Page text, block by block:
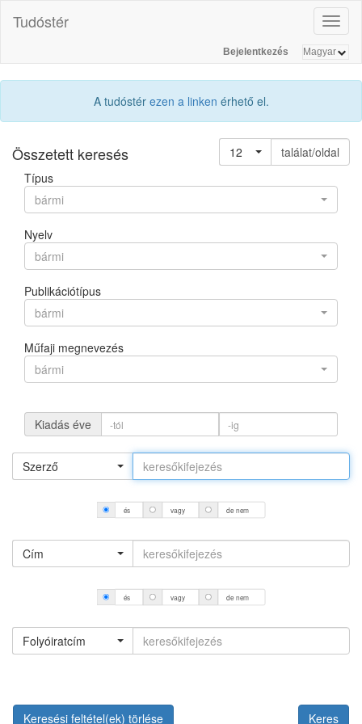
Tudóstér
Bejelentkezés
A tudóstér ezen a linken érhető el.
Összetett keresés 12
találat/oldal
Típus
bármi
Nyelv
bármi
Publikációtípus
bármi
Műfaji megnevezés
bármi
Kiadás éve
Szerző
és vagy de nem
Cím
és vagy de nem
Folyóiratcím
Keresési feltétel(ek) törlése